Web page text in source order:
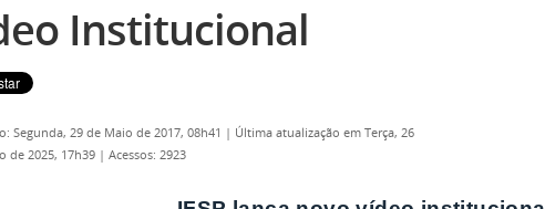
Institucional
Segunda, 29 de Maio de 2017, 08h41 | Última atualização em Terça, 26
de 2025, 17h39 | Acessos: 2923